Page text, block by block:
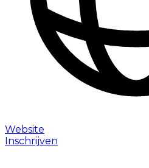
Website
Inschrijven